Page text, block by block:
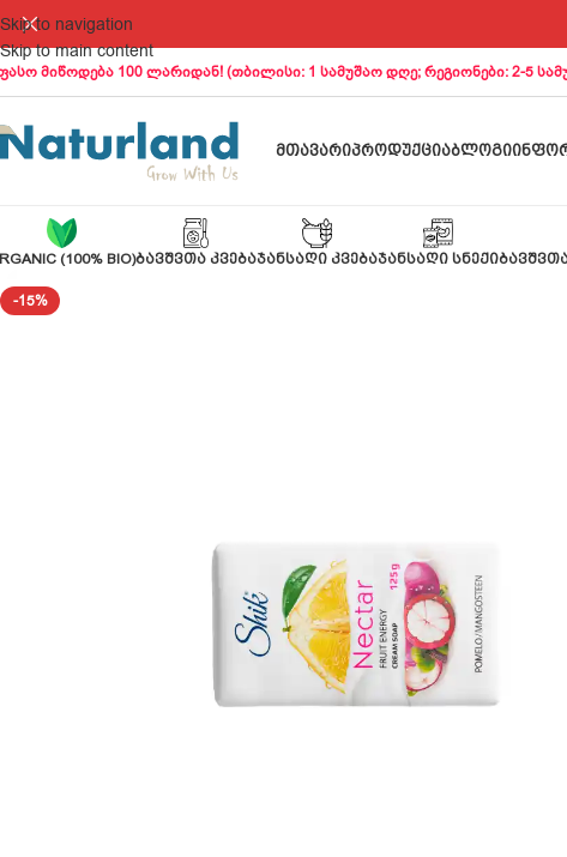
Skip to navigation
Skip to main content
მიწოდება 100 ლარიდან! (თბილისი: 1 სამუშაო დღე; რეგიონები: 2-5
ᲛᲗᲐᲕᲐᲠᲘᲞᲠᲝᲓᲣᲥᲪᲘᲐᲑᲚᲝᲒᲘ
(100% BIO)ᲑᲐᲕᲨᲕᲗᲐ ᲙᲕᲔᲑᲐᲯᲐᲜᲡᲐᲦᲘ ᲙᲕᲔᲑᲐᲯᲐᲜᲡᲐᲦᲘ ᲡᲜᲔᲥᲘ
-15%